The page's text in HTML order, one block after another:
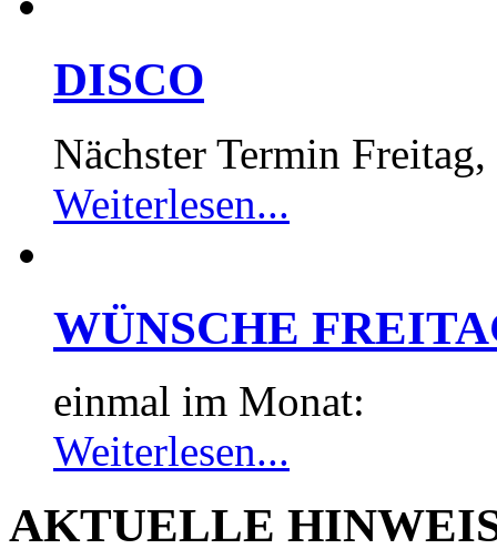
DISCO
Nächster Termin
Weiterlesen...
WÜNSCHE
einmal im Monat:
Weiterlesen...
AKTUELLE